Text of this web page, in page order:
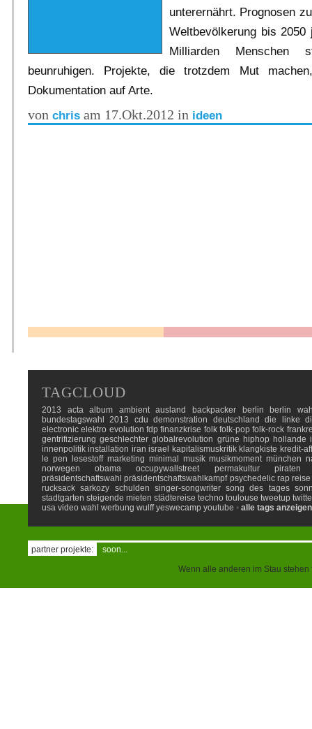
unterernährt. Prognosen
Weltbevölkerung bis
Milliarden Menschen
beunruhigen. Projekte, die trotzdem Mut
Dokumentation auf Arte.
von chris am 17.Okt.2012 in ideen
TAGCLOUD
2013 acta album ambient ausland backpacker berlin
berlin
bundestagswahl 2013
cdu demonstration deutschland die linke
electronic elektro evolution fdp finanzkrise folk folk-pop folk-rock
gentrifizierung geschlechter globalrevolution grüne hiphop hollande
innenpolitik installation iran israel kapitalismuskritik klangkiste kredit-
le pen
lesestoff marketing minimal musik musikmoment münchen
norwegen
obama occupywallstreet permakultur
piraten
präsidentschaftswahl präsidentschaftswahlkampf psychedelic rap reise
rucksack sarkozy schulden singer-songwriter song des tages
stadtgarten steigende mieten städtereise techno toulouse tweetup
usa video wahl werbung wulff yeswecamp youtube • alle tags anzeigen
partner projekte:
soon...
Wenn alle anderen im Stau